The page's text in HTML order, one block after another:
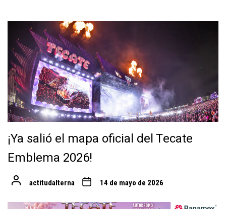
¡Ya salió el mapa oficial del Tecate
Emblema 2026!
actitudalterna 14 de mayo de 2026